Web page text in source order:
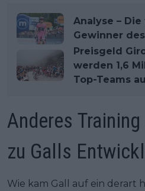
Analyse –
Gewinner
Preisgeld
werden 1,6
Top-Teams
Anderes
zu Galls
Wie kam Gall auf ein derart